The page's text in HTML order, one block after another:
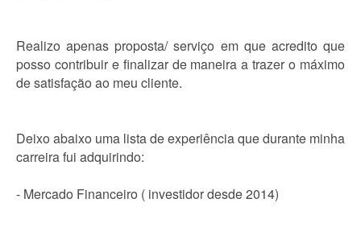
Realizo apenas proposta/ serviço em que acredito que
posso contribuir e finalizar de maneira a trazer o máximo
de satisfação ao meu cliente.
Deixo abaixo uma lista de experiência que durante minha
carreira fui adquirindo:
- Mercado Financeiro ( investidor desde 2014)